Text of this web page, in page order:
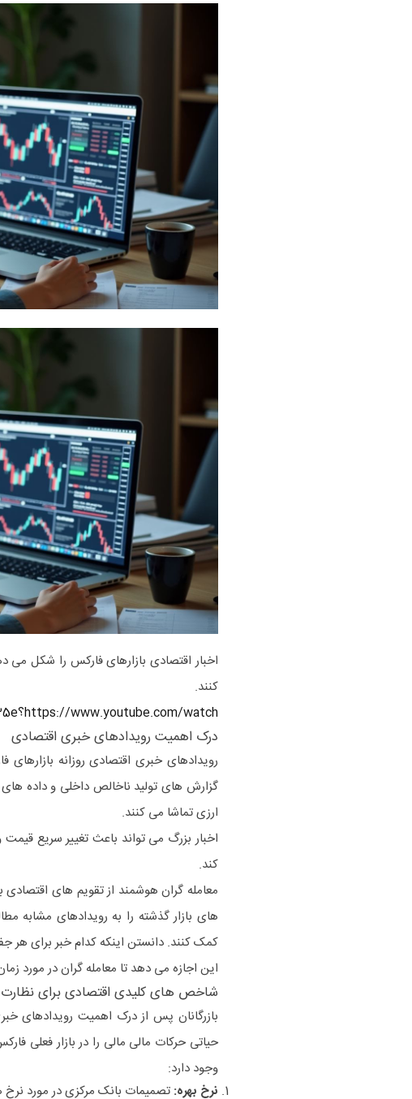
اخبار اقتصادی بازارهای فارکس را شکل می
کنند.
https://www.youtube.com/watch؟v=xawdp-p535e
درک اهمیت رویدادهای خبری اقتصادی
رویدادهای خبری اقتصادی روزانه
گزارش های تولید ناخالص داخلی و داده
ارزی تماشا می کنند.
اخبار بزرگ می تواند باعث تغییر سریع
کند.
معامله گران هوشمند از تقویم های
های بازار گذشته را به رویدادهای مشابه
کمک کنند. دانستن اینکه کدام خبر برای هر
این اجازه می دهد تا معامله گران در مورد
شاخص های کلیدی اقتصادی برای نظارت
بازرگانان پس از درک اهمیت رویدادهای
حیاتی حرکات مالی مالی را در بازار فعلی
وجود دارد:
نرخ بهره: تصمیمات بانک مرکزی در مورد نرخ